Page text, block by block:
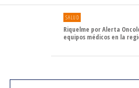
SALUD
Riquelme por Alerta
equipos médicos en la